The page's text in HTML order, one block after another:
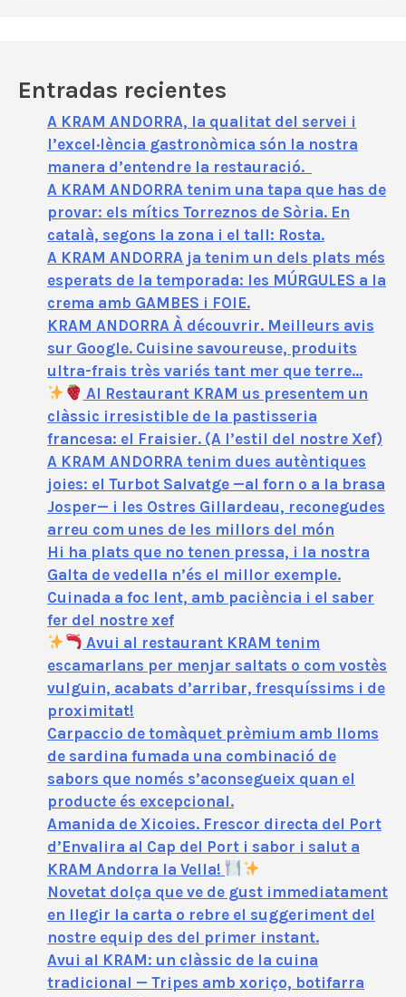
Entradas recientes
A KRAM ANDORRA, la qualitat del servei i
l’excel·lència gastronòmica són la nostra
manera d’entendre la restauració.
A KRAM ANDORRA tenim una tapa que has de
provar: els mítics Torreznos de Sòria. En
català, segons la zona i el tall: Rosta.
A KRAM ANDORRA ja tenim un dels plats més
esperats de la temporada: les MÚRGULES a la
crema amb GAMBES i FOIE.
KRAM ANDORRA À découvrir. Meilleurs avis
sur Google. Cuisine savoureuse, produits
ultra-frais très variés tant mer que terre…
Al Restaurant KRAM us presentem un
clàssic irresistible de la pastisseria
francesa: el Fraisier. (A l’estil del nostre Xef)
A KRAM ANDORRA tenim dues autèntiques
joies: el Turbot Salvatge —al forn o a la brasa
Josper— i les Ostres Gillardeau, reconegudes
arreu com unes de les millors del món
Hi ha plats que no tenen pressa, i la nostra
Galta de vedella n’és el millor exemple.
Cuinada a foc lent, amb paciència i el saber
fer del nostre xef
Avui al restaurant KRAM tenim
escamarlans per menjar saltats o com vostès
vulguin, acabats d’arribar, fresquíssims i de
proximitat!
Carpaccio de tomàquet prèmium amb lloms
de sardina fumada una combinació de
sabors que només s’aconsegueix quan el
producte és excepcional.
Amanida de Xicoies. Frescor directa del Port
d’Envalira al Cap del Port i sabor i salut a
KRAM Andorra la Vella!
Novetat dolça que ve de gust immediatament
en llegir la carta o rebre el suggeriment del
nostre equip des del primer instant.
Avui al KRAM: un clàssic de la cuina
tradicional — Tripes amb xoriço, botifarra